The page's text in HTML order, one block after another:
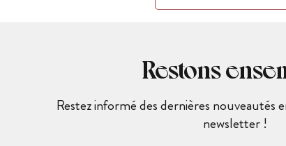
Restons
Restez informé des dernières nouveautés
newsletter !